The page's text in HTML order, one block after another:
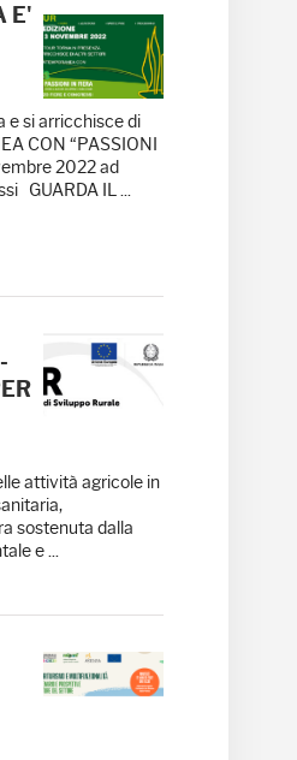
E'
e si arricchisce di
CON “PASSIONI
2022 ad
GUARDA IL ...
attività agricole in
sostenuta dalla
e ...